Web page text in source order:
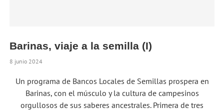
Barinas, viaje a la semilla (I)
8 junio 2024
Un programa de Bancos Locales de Semillas prospera en
Barinas, con el músculo y la cultura de campesinos
orgullosos de sus saberes ancestrales. Primera de tres